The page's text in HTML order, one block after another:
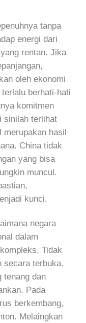
tanpa
energi dari
rentan. Jika
oleh ekonomi
berhati-hati
komitmen
sinilah terlihat
merupakan hasil
China tidak
yang bisa
muncul.
kunci.
negara
dalam
Tidak
secara terbuka.
tenang dan
Pada
berkembang,
Melaingkan